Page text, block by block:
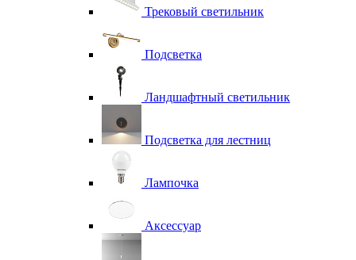
Трековый светильник
Подсветка
Ландшафтный светильник
Подсветка для лестниц
Лампочка
Аксессуар